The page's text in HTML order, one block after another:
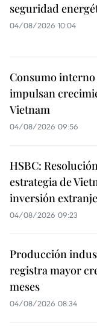
seguridad
04/08/2026 10:04
Consumo
impulsan
Vietnam
04/08/2026 09:56
HSBC:
estrategia de
inversión
04/08/2026 09:23
Producción
registra mayor
meses
04/08/2026 08:34